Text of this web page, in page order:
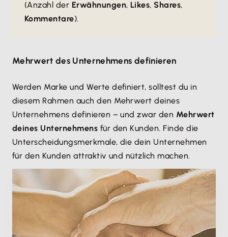
(Anzahl der Erwähnungen, Likes,Shares,
Kommentare).
Mehrwert des Unternehmens definieren
Werden Marke und Werte definiert, solltest du in
diesem Rahmen auch den Mehrwert deines
Unternehmens definieren – und zwar den Mehrwert
deines Unternehmens für den Kunden. Finde die
Unterscheidungsmerkmale, die dein Unternehmen
für den Kunden attraktiv und nützlich machen.